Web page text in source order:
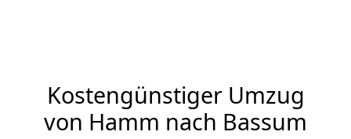
Kostengünstiger Umzug
von Hamm nach Bassum